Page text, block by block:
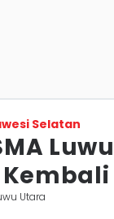
Selatan
Utara